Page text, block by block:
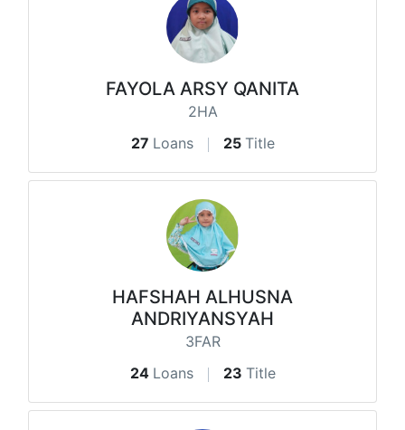
FAYOLA ARSY QANITA
2HA
27 Loans 25 Title
HAFSHAH ALHUSNA
ANDRIYANSYAH
3FAR
24 Loans 23 Title